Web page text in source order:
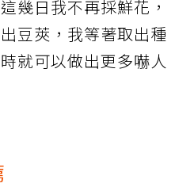
幾日我不再採鮮花，
豆莢，我等著取出種
就可以做出更多嚇人